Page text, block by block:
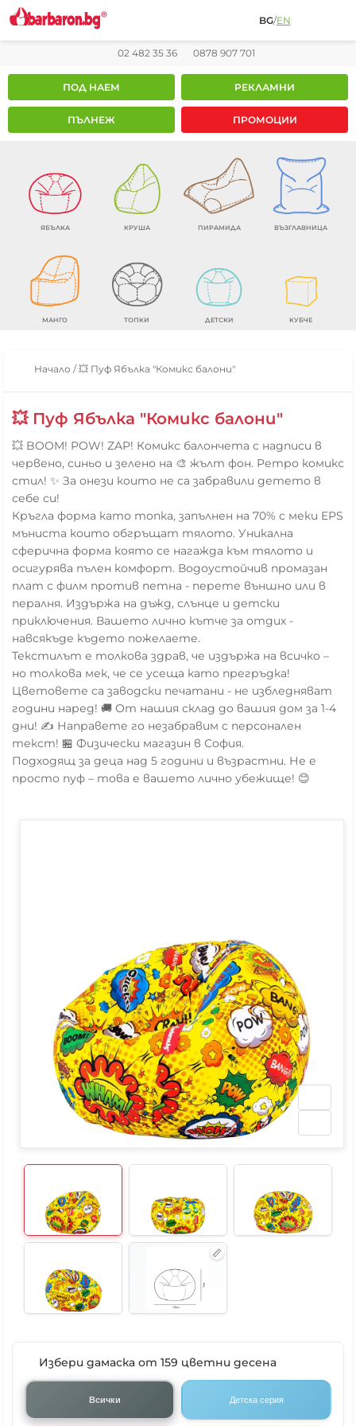
BG/EN
02 482 35 36 0878 907 701
ПОД НАЕМ РЕКЛАМНИ
ПЪЛНЕЖ ПРОМОЦИИ
ЯБЪЛКА КРУША ПИРАМИДА ВЪЗГЛАВНИЦА
МАНГО ТОПКИ ДЕТСКИ КУБЧЕ
Начало /💥 Пуф Ябълка "Комикс балони"
💥 Пуф Ябълка "Комикс балони"
💥 BOOM! POW! ZAP! Комикс балончета с надписи в
червено, синьо и зелено на 🎨 жълт фон. Ретро комикс
стил! ✨ За онези които не са забравили детето в
себе си!
Кръгла форма като топка, запълнен на 70% с меки EPS
мъниста които обгръщат тялото. Уникална
сферична форма която се нагажда към тялото и
осигурява пълен комфорт. Водоустойчив промазан
плат с филм против петна - перете външно или в
пералня. Издържа на дъжд, слънце и детски
приключения. Вашето лично кътче за отдих -
навсякъде където пожелаете.
Текстилът е толкова здрав, че издържа на всичко –
но толкова мек, че се усеща като прегръдка!
Цветовете са заводски печатани - не избледняват
години наред! 🚚 От нашия склад до вашия дом за 1-4
дни! ✍️ Направете го незабравим с персонален
текст! 🏪 Физически магазин в София.
Подходящ за деца над 5 години и възрастни. Не е
просто пуф – това е вашето лично убежище! 😊
Избери дамаска от 159 цветни десена
Всички Детска серия